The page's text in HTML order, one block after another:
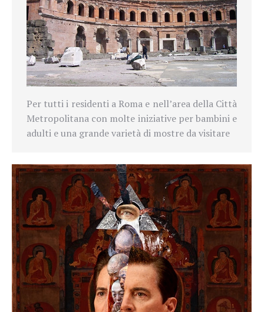
Per tutti i residenti a Roma e nell’area della Città
Metropolitana con molte iniziative per bambini e
adulti e una grande varietà di mostre da visitare